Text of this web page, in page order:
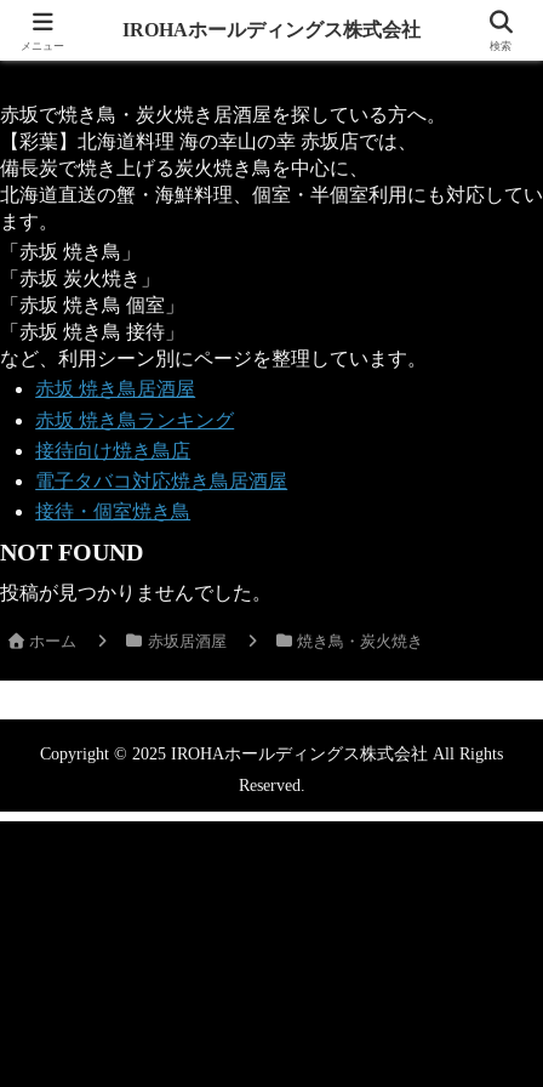
IROHAホールディングス株式会社
赤坂で焼き鳥・炭火焼き居酒屋を探している方へ。
【彩葉】北海道料理 海の幸山の幸 赤坂店では、
備長炭で焼き上げる炭火焼き鳥を中心に、
北海道直送の蟹・海鮮料理、個室・半個室利用にも対応してい
ます。
「赤坂 焼き鳥」
「赤坂 炭火焼き」
「赤坂 焼き鳥 個室」
「赤坂 焼き鳥 接待」
など、利用シーン別にページを整理しています。
赤坂 焼き鳥居酒屋
赤坂 焼き鳥ランキング
接待向け焼き鳥店
電子タバコ対応焼き鳥居酒屋
接待・個室焼き鳥
NOT FOUND
投稿が見つかりませんでした。
ホーム 赤坂居酒屋 焼き鳥・炭火焼き
Copyright © 2025 IROHAホールディングス株式会社 All Rights
Reserved.
メニュー
IROHAホールディングス株式会社
検索